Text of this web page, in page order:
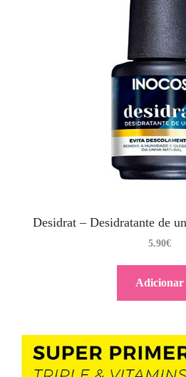
Desidrat – Desidratante de
5.90€
Adicionar